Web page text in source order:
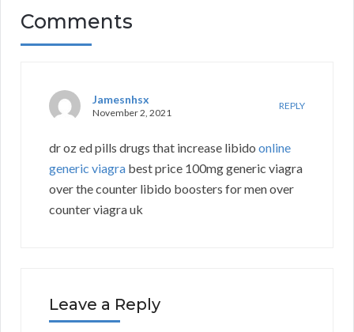
Comments
Jamesnhsx
November 2, 2021
REPLY
dr oz ed pills drugs that increase libido online
generic viagra best price 100mg generic viagra
over the counter libido boosters for men over
counter viagra uk
Leave a Reply